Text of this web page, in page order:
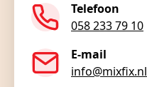
Telefoon
058 233 79 10
E-mail
info@mixfix.nl